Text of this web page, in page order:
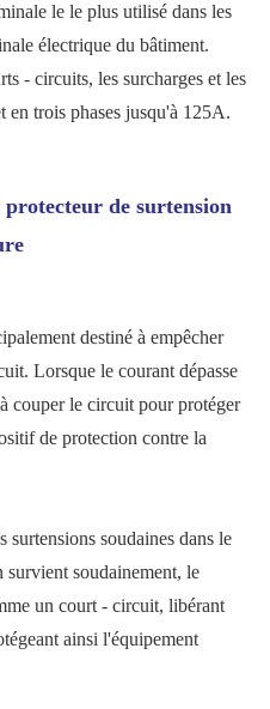
le le plus utilisé dans les
électrique du bâtiment.
- circuits, les surcharges et les
en trois phases jusqu'à 125A.
de surtension
destiné à empêcher
Lorsque le courant dépasse
couper le circuit pour protéger
de protection contre la
surtensions soudaines dans le
soudainement, le
un court - circuit, libérant
ainsi l'équipement